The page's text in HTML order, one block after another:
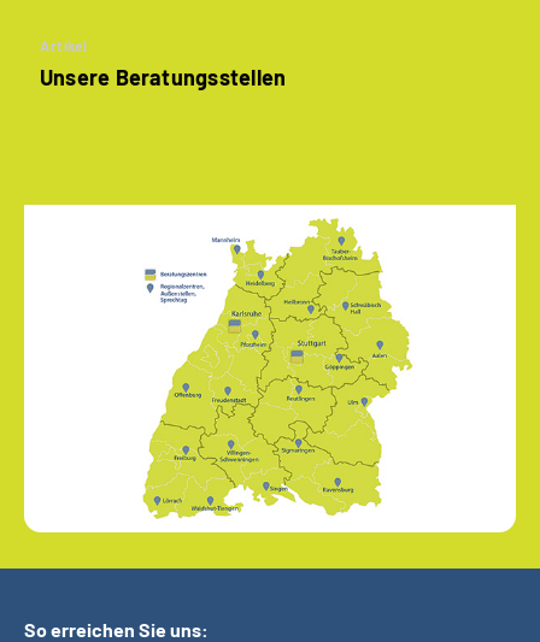
Artikel
Unsere Beratungsstellen
So erreichen Sie uns: